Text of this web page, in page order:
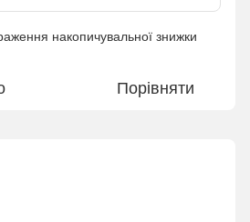
накопичувальної знижки
Порівняти